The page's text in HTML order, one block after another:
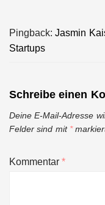
Pingback:Jasmin
Startups
Schreibe einen
Deine E-Mail-Adresse
Felder sind mit *
Kommentar*